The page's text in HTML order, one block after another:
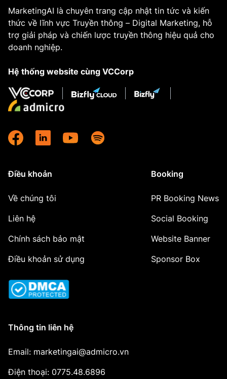
MarketingAI là chuyên trang cập nhật tin tức và kiến
thức về lĩnh vực Truyền thông – Digital Marketing, hỗ
trợ giải pháp và chiến lược truyền thông hiệu quả cho
doanh nghiệp.
Hệ thống website cùng VCCorp
Điều khoản
Về chúng tôi
Liên hệ
Chính sách bảo mật
Điều khoản sử dụng
Booking
PR Booking News
Social Booking
Website Banner
Sponsor Box
Thông tin liên hệ
Email: marketingai@admicro.vn
Điện thoại: 0775.48.6896